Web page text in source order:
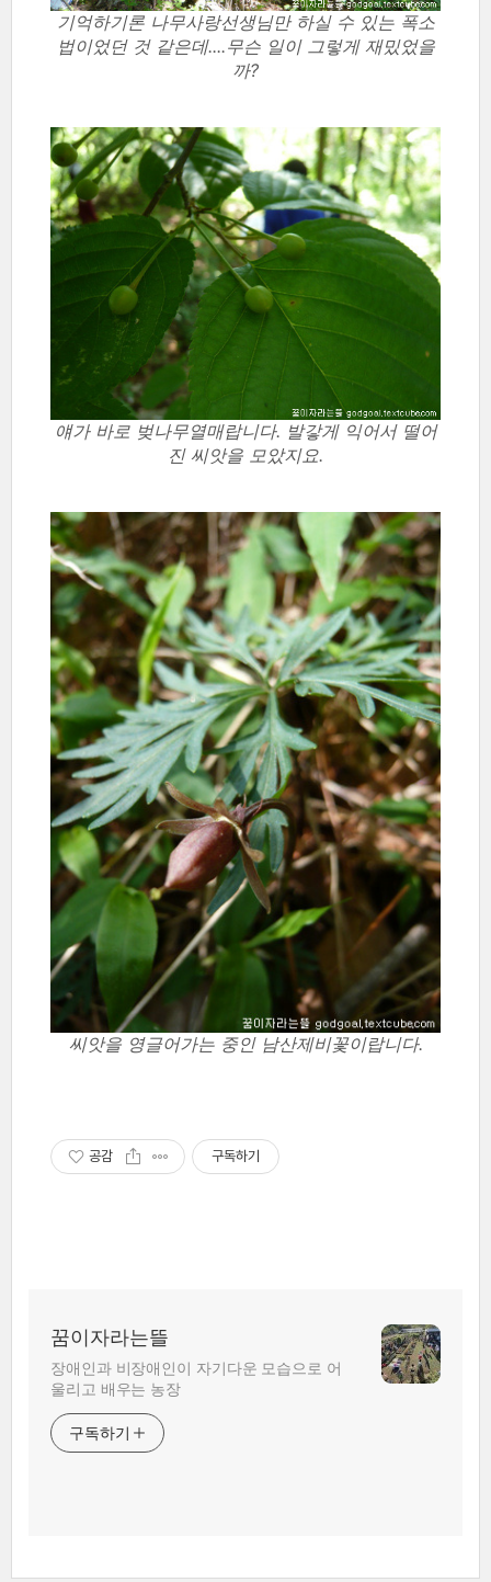
기억하기론 나무사랑선생님만 하실 수 있는 폭소
법이었던 것 같은데....무슨 일이 그렇게 재밌었을
까?
얘가 바로 벚나무열매랍니다. 발갛게 익어서 떨어
진 씨앗을 모았지요.
씨앗을 영글어가는 중인 남산제비꽃이랍니다.
공감 구독하기
꿈이자라는뜰
장애인과 비장애인이 자기다운 모습으로 어
울리고 배우는 농장
구독하기